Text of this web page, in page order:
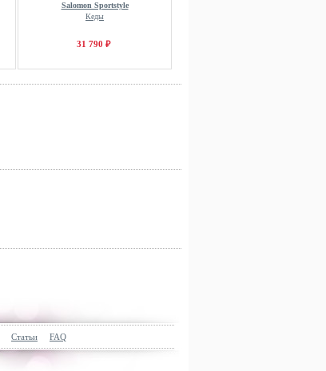
Salomon Sportstyle
Кеды
31 790 ₽
Статьи FAQ